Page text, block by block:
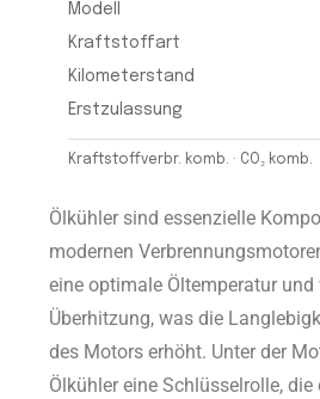
Modell
Kraftstoffart
Kilometerstand
Erstzulassung
Kraftstoffverbr. komb. · CO₂ komb.
Ölkühler sind essenzielle
modernen
eine optimale Öltemperatur und
Überhitzung, was die
des Motors erhöht. Unter der
Ölkühler eine Schlüsselrolle,